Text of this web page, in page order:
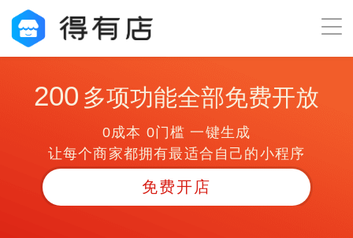
200 多项功能全部免费开放
0成本 0门槛 一键生成
让每个商家都拥有最适合自己的小程序
免费开店